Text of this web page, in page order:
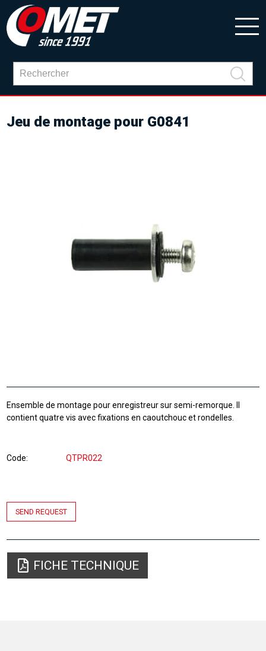
Jeu de montage pour G0841
Ensemble de montage pour enregistreur sur semi-remorque. Il
contient quatre vis avec fixations en caoutchouc et rondelles.
Code QTPR022
SEND REQUEST
FICHE TECHNIQUE